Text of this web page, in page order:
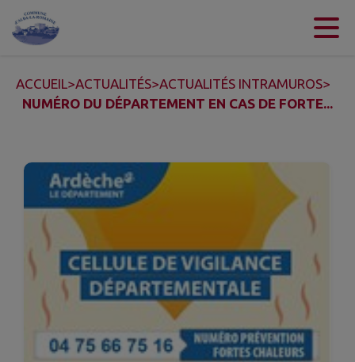
Contenu
ACCUEIL>ACTUALITÉS>ACTUALITÉS INTRAMUROS>
NUMÉRO DU DÉPARTEMENT EN CAS DE FORTE...